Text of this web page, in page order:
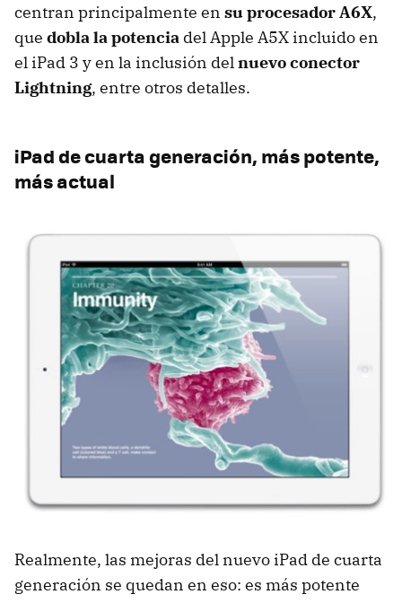
centran principalmente en su procesador A6X,
que dobla la potencia del Apple A5X incluido en
el iPad 3 y en la inclusión delnuevo conector
Lightning, entre otros detalles.
iPad de cuarta generación, más potente,
más actual
Realmente, las mejoras del nuevo iPad de cuarta
generación se quedan en eso: es más potente